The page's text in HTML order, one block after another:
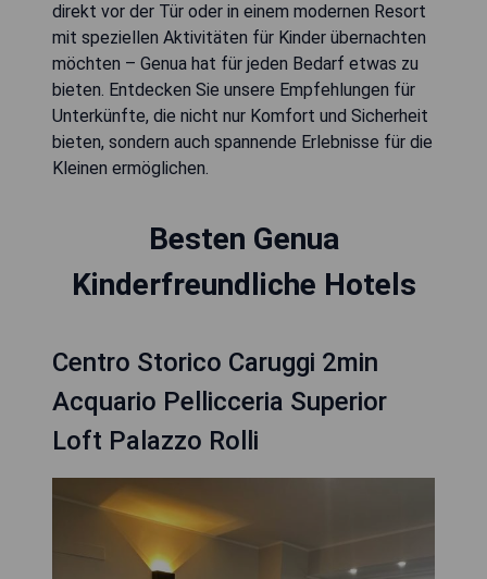
direkt vor der Tür oder in einem modernen Resort
mit speziellen Aktivitäten für Kinder übernachten
möchten – Genua hat für jeden Bedarf etwas zu
bieten. Entdecken Sie unsere Empfehlungen für
Unterkünfte, die nicht nur Komfort und Sicherheit
bieten, sondern auch spannende Erlebnisse für die
Kleinen ermöglichen.
Besten Genua
Kinderfreundliche Hotels
Centro Storico Caruggi 2min
Acquario Pellicceria Superior
Loft Palazzo Rolli